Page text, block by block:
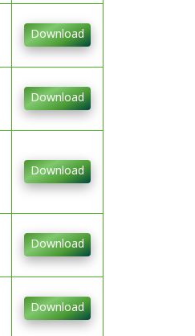
Download
Download
Download
Download
Download